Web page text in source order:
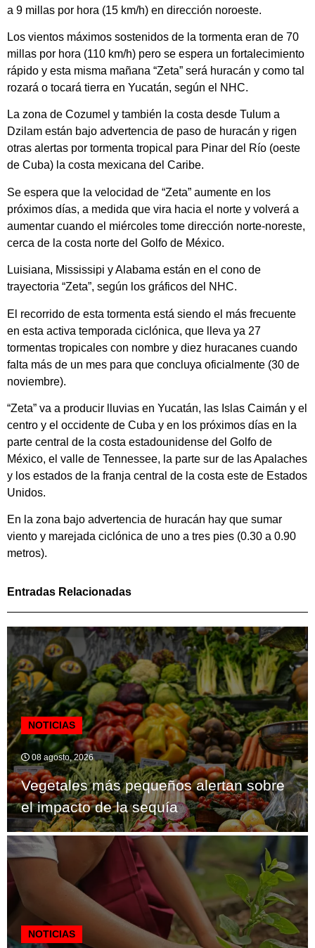
a 9 millas por hora (15 km/h) en dirección noroeste.
Los vientos máximos sostenidos de la tormenta eran de 70
millas por hora (110 km/h) pero se espera un fortalecimiento
rápido y esta misma mañana “Zeta” será huracán y como tal
rozará o tocará tierra en Yucatán, según el NHC.
La zona de Cozumel y también la costa desde Tulum a
Dzilam están bajo advertencia de paso de huracán y rigen
otras alertas por tormenta tropical para Pinar del Río (oeste
de Cuba) la costa mexicana del Caribe.
Se espera que la velocidad de “Zeta” aumente en los
próximos días, a medida que vira hacia el norte y volverá a
aumentar cuando el miércoles tome dirección norte-noreste,
cerca de la costa norte del Golfo de México.
Luisiana, Mississipi y Alabama están en el cono de
trayectoria “Zeta”, según los gráficos del NHC.
El recorrido de esta tormenta está siendo el más frecuente
en esta activa temporada ciclónica, que lleva ya 27
tormentas tropicales con nombre y diez huracanes cuando
falta más de un mes para que concluya oficialmente (30 de
noviembre).
“Zeta” va a producir lluvias en Yucatán, las Islas Caimán y el
centro y el occidente de Cuba y en los próximos días en la
parte central de la costa estadounidense del Golfo de
México, el valle de Tennessee, la parte sur de las Apalaches
y los estados de la franja central de la costa este de Estados
Unidos.
En la zona bajo advertencia de huracán hay que sumar
viento y marejada ciclónica de uno a tres pies (0.30 a 0.90
metros).
Entradas Relacionadas
NOTICIAS
08 agosto, 2026
Vegetales más pequeños alertan sobre
el impacto de la sequía
NOTICIAS